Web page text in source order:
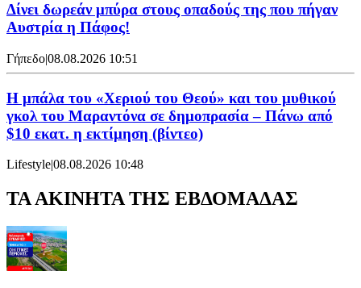
Δίνει δωρεάν μπύρα στους οπαδούς της που πήγαν
Αυστρία η Πάφος!
Γήπεδο|08.08.2026 10:51
Η μπάλα του «Χεριού του Θεού» και του μυθικού
γκολ του Μαραντόνα σε δημοπρασία – Πάνω από
$10 εκατ. η εκτίμηση (βίντεο)
Lifestyle|08.08.2026 10:48
ΤΑ ΑΚΙΝΗΤΑ ΤΗΣ ΕΒΔΟΜΑΔΑΣ